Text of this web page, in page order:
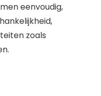
eenvoudig,
zoals